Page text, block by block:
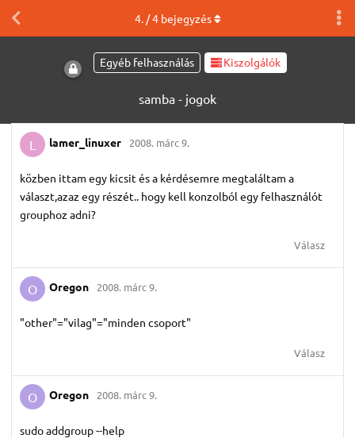
Egyéb felhasználás Kiszolgálók
samba - jogok
4. /4bejegyzés
L lamer_linuxer 2008. márc 9.
közben ittam egy kicsit és a kérdésemre megtaláltam a
választ,azaz egy részét.. hogy kell konzolból egy felhasználót
grouphoz adni?
Válasz
O Oregon 2008. márc 9.
"other"="vilag"="minden csoport"
Válasz
O Oregon 2008. márc 9.
sudo addgroup --help